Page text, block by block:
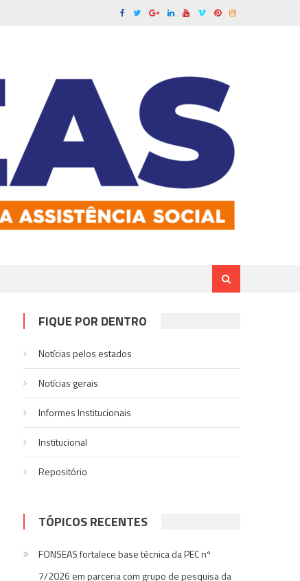
FIQUE POR DENTRO
Notícias pelos estados
Notí­cias gerais
Informes Institucionais
Institucional
Repositório
TÓPICOS RECENTES
FONSEAS fortalece base técnica da PEC nº
7/2026 em parceria com grupo de pesquisa da